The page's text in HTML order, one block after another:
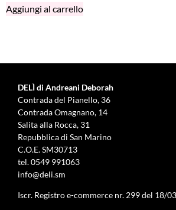
Aggiungi al carrello
DELÌ di Andreani Deborah
Contrada del Pianello, 36
Contrada Omagnano, 14
Salita alla Rocca, 31
Repubblica di San Marino
C.O.E. SM30713
tel.0549 991063
info@deli.sm
Iscr. Registro e-commerce nr. 299 del 18/